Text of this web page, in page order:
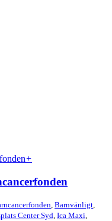
+
, Barnvänligt,
Center Syd, Ica Maxi,